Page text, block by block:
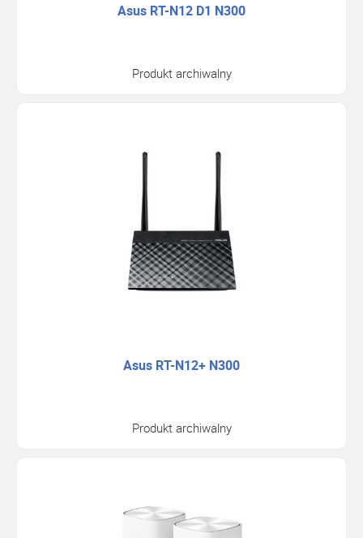
Asus RT-N12 D1 N300
Produkt archiwalny
Asus RT-N12+ N300
Produkt archiwalny